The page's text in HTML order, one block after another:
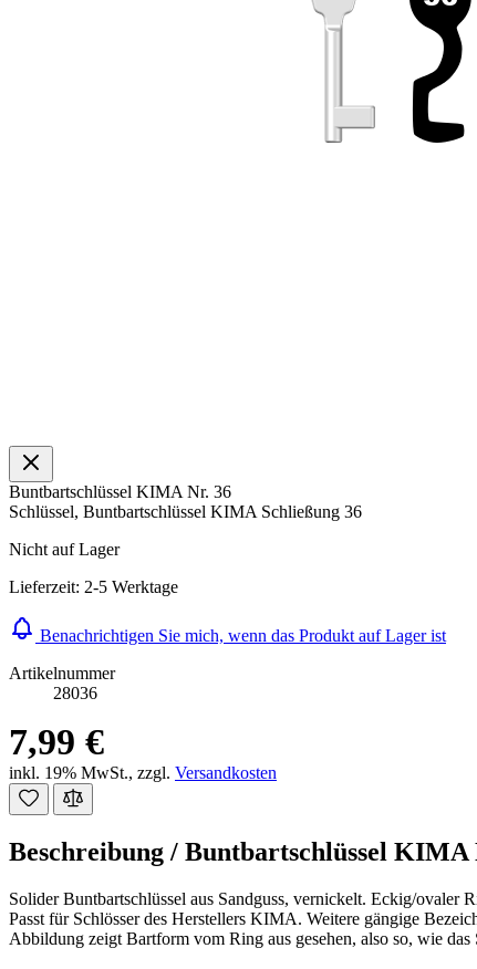
Buntbartschlüssel KIMA Nr. 36
Schlüssel, Buntbartschlüssel KIMA Schließung 36
Nicht auf Lager
Lieferzeit: 2-5 Werktage
Benachrichtigen Sie mich, wenn das Produkt auf Lager ist
Artikelnummer
28036
7,99 €
inkl. 19% MwSt., zzgl. Versandkosten
Beschreibung / Buntbartschlüssel KIMA
Solider Buntbartschlüssel aus Sandguss, vernickelt. Eckig/ovaler
Passt für Schlösser des Herstellers KIMA. Weitere gängige
Abbildung zeigt Bartform vom Ring aus gesehen, also so, wie das